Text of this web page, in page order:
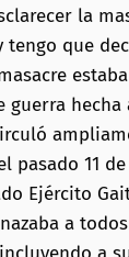
la
tengo que
guerra hecha
pasado 11
Ejército
a